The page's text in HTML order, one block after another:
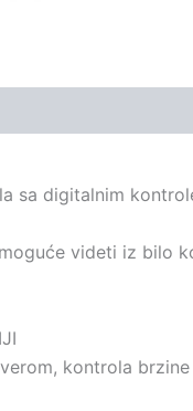
sa digitalnim
videti iz bilo
kontrola